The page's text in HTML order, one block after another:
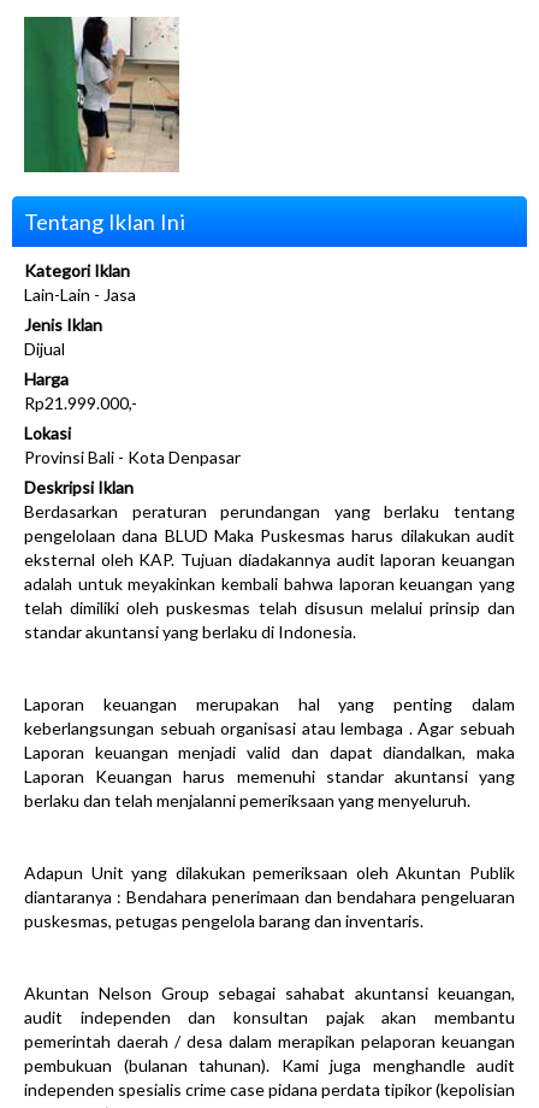
Tentang Iklan Ini
Kategori Iklan
Lain-Lain - Jasa
Jenis Iklan
Dijual
Harga
Rp21.999.000,-
Lokasi
Provinsi Bali - Kota Denpasar
Deskripsi Iklan
Berdasarkan peraturan perundangan yang berlaku tentang
pengelolaan dana BLUD Maka Puskesmas harus dilakukan audit
eksternal oleh KAP. Tujuan diadakannya audit laporan keuangan
adalah untuk meyakinkan kembali bahwa laporan keuangan yang
telah dimiliki oleh puskesmas telah disusun melalui prinsip dan
standar akuntansi yang berlaku di Indonesia.
Laporan keuangan merupakan hal yang penting dalam
keberlangsungan sebuah organisasi atau lembaga . Agar sebuah
Laporan keuangan menjadi valid dan dapat diandalkan, maka
Laporan Keuangan harus memenuhi standar akuntansi yang
berlaku dan telah menjalanni pemeriksaan yang menyeluruh.
Adapun Unit yang dilakukan pemeriksaan oleh Akuntan Publik
diantaranya : Bendahara penerimaan dan bendahara pengeluaran
puskesmas, petugas pengelola barang dan inventaris.
Akuntan Nelson Group sebagai sahabat akuntansi keuangan,
audit independen dan konsultan pajak akan membantu
pemerintah daerah / desa dalam merapikan pelaporan keuangan
pembukuan (bulanan tahunan). Kami juga menghandle audit
independen spesialis crime case pidana perdata tipikor (kepolisian